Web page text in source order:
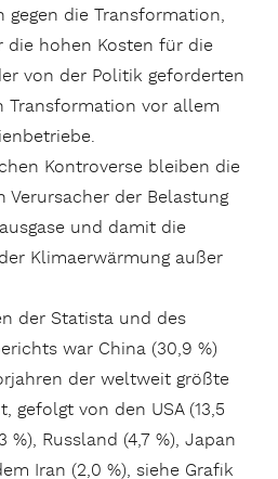
gegen die Transformation,
die hohen Kosten für die
von der Politik geforderten
Transformation vor allem
Kontroverse bleiben die
Verursacher der Belastung
und damit die
Klimaerwärmung außer
der Statista und des
war China (30,9 %)
der weltweit größte
gefolgt von den USA (13,5
%), Russland (4,7 %), Japan
Iran (2,0 %), siehe Grafik